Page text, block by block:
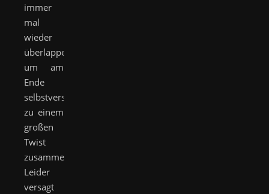
immer
mal
wieder
überlappen,
um am
Ende
selbstverständlich
zu einem
großen
Twist
zusammenzulaufen.
Leider
versagt